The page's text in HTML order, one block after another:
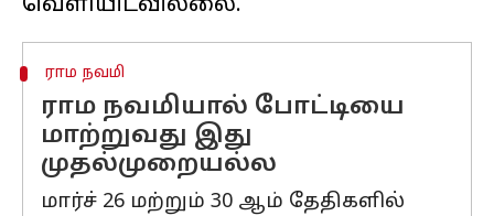
ராம நவமி
ராம நவமியால் போட்டியை
மாற்றுவது இது
முதல்முறையல்ல
மார்ச் 26 மற்றும் 30 ஆம் தேதிகளில்